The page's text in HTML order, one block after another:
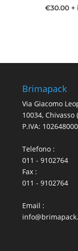
€30.00 +
Brimapack
Via Giacomo
10034, Chivasso
P.IVA:
Telefono :
011 - 9102764
Fax :
011 - 9102764
Email :